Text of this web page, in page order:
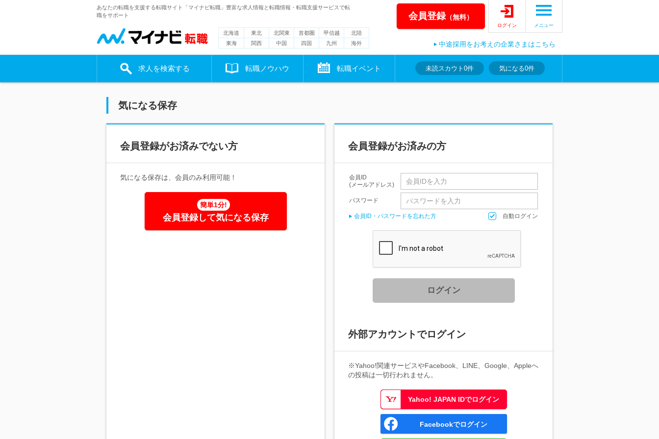
あなたの転職を支援する転職サイト「マイナビ転職」豊富な求人情報と転職情報・転職支援サービスで転
職をサポート
北海道 東北 北関東 首都圏 甲信越
北陸
東海
関西 中国 四国 九州 海外
会員登録（無料）
ログイン メニュー
中途採用をお考えの企業さまはこちら
求人を検索する 転職ノウハウ 転職イベント 未読スカウト 0件 気になる0件
気になる保存
会員登録がお済みでない方
気になる保存は、会員のみ利用可能！
簡単1分!
会員登録して気になる保存
会員登録がお済みの方
会員ID
(メールアドレス)
パスワード
会員ID・パスワードを忘れた方 自動ログイン
ログイン
外部アカウントでログイン
※Yahoo!関連サービスやFacebook、LINE、Google、Appleへ
の投稿は一切行われません。
Yahoo! JAPAN IDでログイン
Facebookでログイン